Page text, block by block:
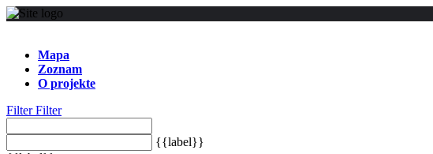
Mapa
Zoznam
O projekte
FilterFilter
{{label}}